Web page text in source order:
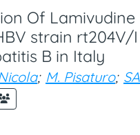
Of Lamivudine
strain rt204V/I
B in Italy
; M. Pisaturo;